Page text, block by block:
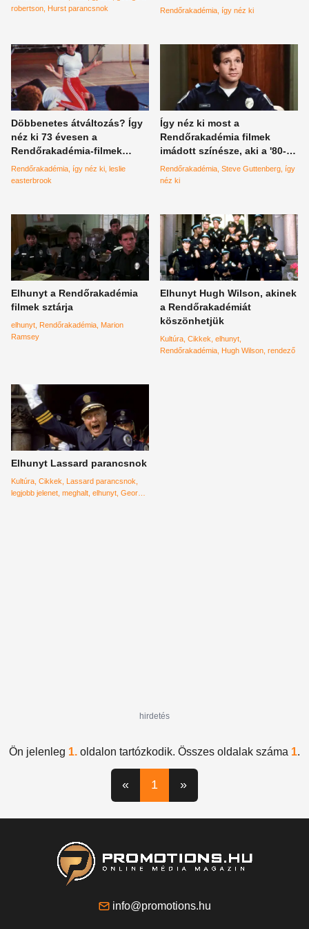
robertson Hurst parancsnok
brutális mókamestere, akinek
Rendőrakadémia így néz ki
Döbbenetes átváltozás? Így
néz ki 73 évesen a
Rendőrakadémia-filmek
szőke, dúskeblű
csúcsbombázója, akiért fél
Rendőrakadémia így néz ki leslie
easterbrook
Így néz ki most a
Rendőrakadémia filmek
imádott színésze, aki a '80-as
évek egyik legnagyobb
sztárja volt
Rendőrakadémia Steve Guttenberg így
néz ki
Elhunyt a Rendőrakadémia
filmek sztárja
elhunyt Rendőrakadémia Marion
Ramsey
Elhunyt Hugh Wilson, akinek
a Rendőrakadémiát
köszönhetjük
Kultúra Cikkek elhunyt
Rendőrakadémia Hugh Wilson rendező
Elhunyt Lassard parancsnok
Kultúra Cikkek
Lassard parancsnok
legjobb jelenet meghalt elhunyt George
hirdetés
Ön jelenleg 1. oldalon tartózkodik. Összes oldalak száma 1.
« 1 »
info@promotions.hu